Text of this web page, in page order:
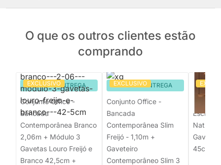
O que os outros clientes estão
comprando
EXCLUSIVO
PRONTA ENTREGA
Conjunto Office -
Bancada
Contemporânea Branco
2,06m + Módulo 3
Gavetas Louro Freijó e
Branco 42,5cm +
EXCLUSIVO
PRONTA ENTREGA
Conjunto Office -
Bancada
Contemporânea Slim
Freijó - 1,10m +
Gaveteiro
Contemporâneo Slim 3
Natural
45cm